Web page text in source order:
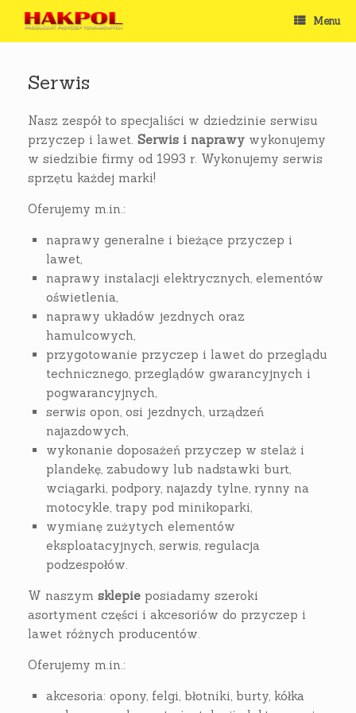
Menu
Serwis
Nasz zespół to specjaliści w dziedzinie serwisu
przyczep i lawet. Serwis i naprawy wykonujemy
w siedzibie firmy od 1993 r. Wykonujemy serwis
sprzętu każdej marki!
Oferujemy m.in.:
naprawy generalne i bieżące przyczep i
lawet,
naprawy instalacji elektrycznych, elementów
oświetlenia,
naprawy układów jezdnych oraz
hamulcowych,
przygotowanie przyczep i lawet do przeglądu
technicznego, przeglądów gwarancyjnych i
pogwarancyjnych,
serwis opon, osi jezdnych, urządzeń
najazdowych,
wykonanie doposażeń przyczep w stelaż i
plandekę, zabudowy lub nadstawki burt,
wciągarki, podpory, najazdy tylne, rynny na
motocykle, trapy pod minikoparki,
wymianę zużytych elementów
eksploatacyjnych, serwis, regulacja
podzespołów.
W naszym sklepie posiadamy szeroki
asortyment części i akcesoriów do przyczep i
lawet różnych producentów.
Oferujemy m.in.:
akcesoria: opony, felgi, błotniki, burty, kółka